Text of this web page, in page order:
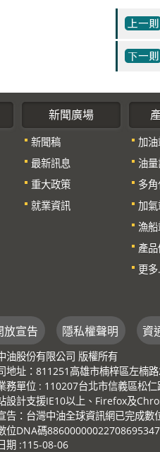
新聞廣場
新聞稿
最新訊息
重大政策
就業資訊
加
油
多
加
漁
產
更多
放宣告 隱私權聲明 資
油股份有限公司 版權所有
地址：811251高雄市楠梓區左楠
務單位 : 110207台北市信義區
設計支援IE10以上、Firefox及
告：台灣中油全球資訊網已完成
位DNA碼
期 115-08-06